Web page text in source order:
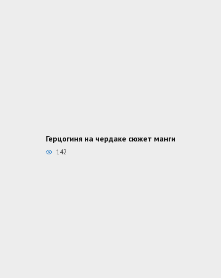
Герцогиня на чердаке сюжет манги
142